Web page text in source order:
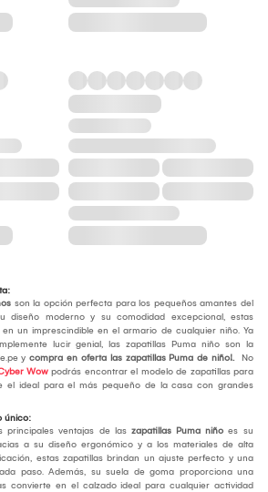
son la opción perfecta para los pequeños amantes del
moderno y su comodidad excepcional, estas
un imprescindible en el armario de cualquier niño. Ya
lucir genial, las zapatillas Puma niño son la
y compra en oferta las zapatillas Puma de niño!.
No
Wow podrás encontrar el modelo de zapatillas para
el ideal para el más pequeño de la casa con grandes
único:
principales ventajas de las zapatillas Puma niño es su
a su diseño ergonómico y a los materiales de alta
estas zapatillas brindan un ajuste perfecto y una
paso. Además, su suela de goma proporciona una
convierte en el calzado ideal para cualquier actividad